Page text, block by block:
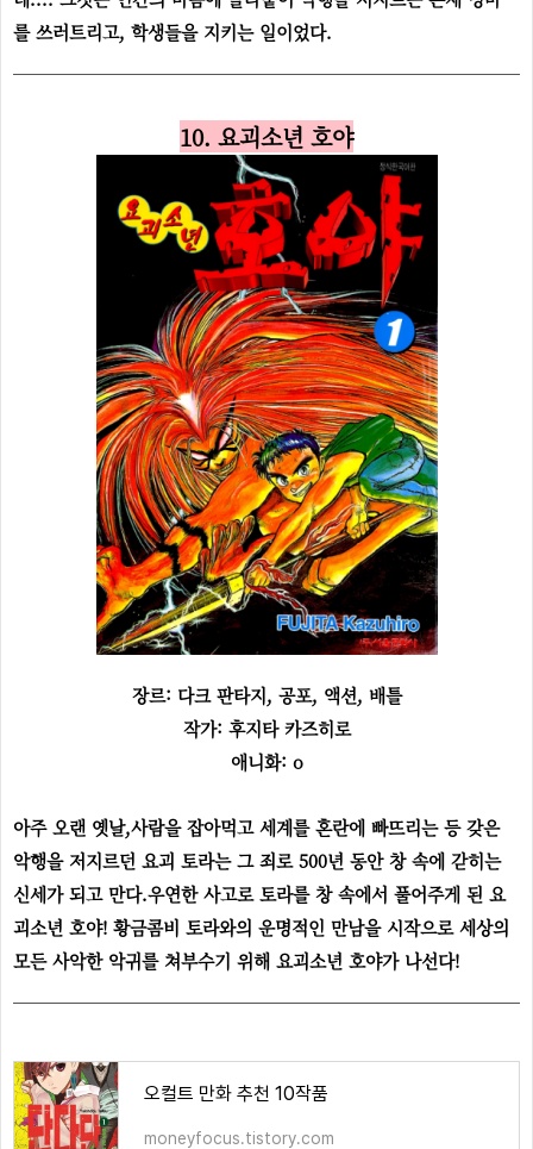
를 쓰러트리고, 학생들을 지키는 일이었다.
10. 요괴소년 호야
장르: 다크 판타지, 공포, 액션, 배틀
작가: 후지타 카즈히로
애니화: o
아주 오랜 옛날,사람을 잡아먹고 세계를 혼란에 빠뜨리는 등 갖은
악행을 저지르던 요괴 토라는 그 죄로 500년 동안 창 속에 갇히는
신세가 되고 만다.우연한 사고로 토라를 창 속에서 풀어주게 된 요
괴소년 호야! 황금콤비 토라와의 운명적인 만남을 시작으로 세상의
모든 사악한 악귀를 쳐부수기 위해 요괴소년 호야가 나선다!
오컬트 만화 추천 10작품
moneyfocus.tistory.com